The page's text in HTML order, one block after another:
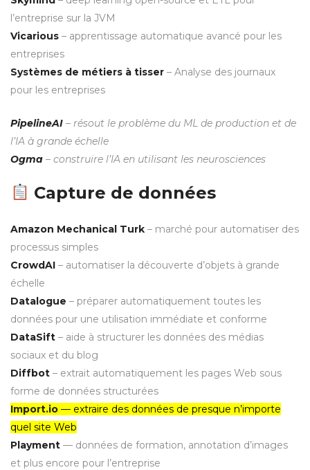
l’entreprise sur la JVM
Vicarious – apprentissage automatique avancé pour les
entreprises
Systèmes de métiers à tisser – Analyse des journaux
pour les entreprises
PipelineAI – résout le problème du ML de production et de
l’IA à grande échelle
Ogma – construire l’IA en utilisant les neurosciences
Capture de données
Amazon Mechanical Turk – marché pour automatiser des
processus simples
CrowdAI – automatiser la découverte d’objets à grande
échelle
Datalogue – préparer automatiquement toutes les
données pour une utilisation immédiate et conforme
DataSift – aide à structurer les données des médias
sociaux et du blog
Diffbot – extrait automatiquement les pages Web sous
forme de données structurées
Import.io — extraire des données de presque n’importe
quel site Web
Playment — données de formation, annotation d’images
et plus encore pour l’entreprise